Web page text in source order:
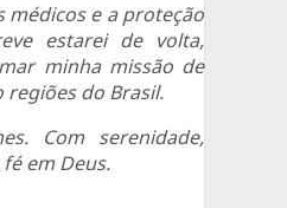
médicos e a proteção
estarei de volta,
minha missão de
do Brasil.
Com serenidade,
em Deus.